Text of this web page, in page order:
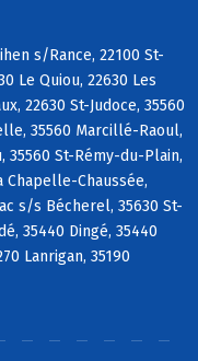
s/Rance, 22100 St-
Le Quiou, 22630 Les
22630 St-Judoce, 35560
35560 Marcillé-Raoul,
35560 St-Rémy-du-Plain,
Chapelle-Chaussée,
s/s Bécherel, 35630 St-
35440 Dingé, 35440
Lanrigan, 35190